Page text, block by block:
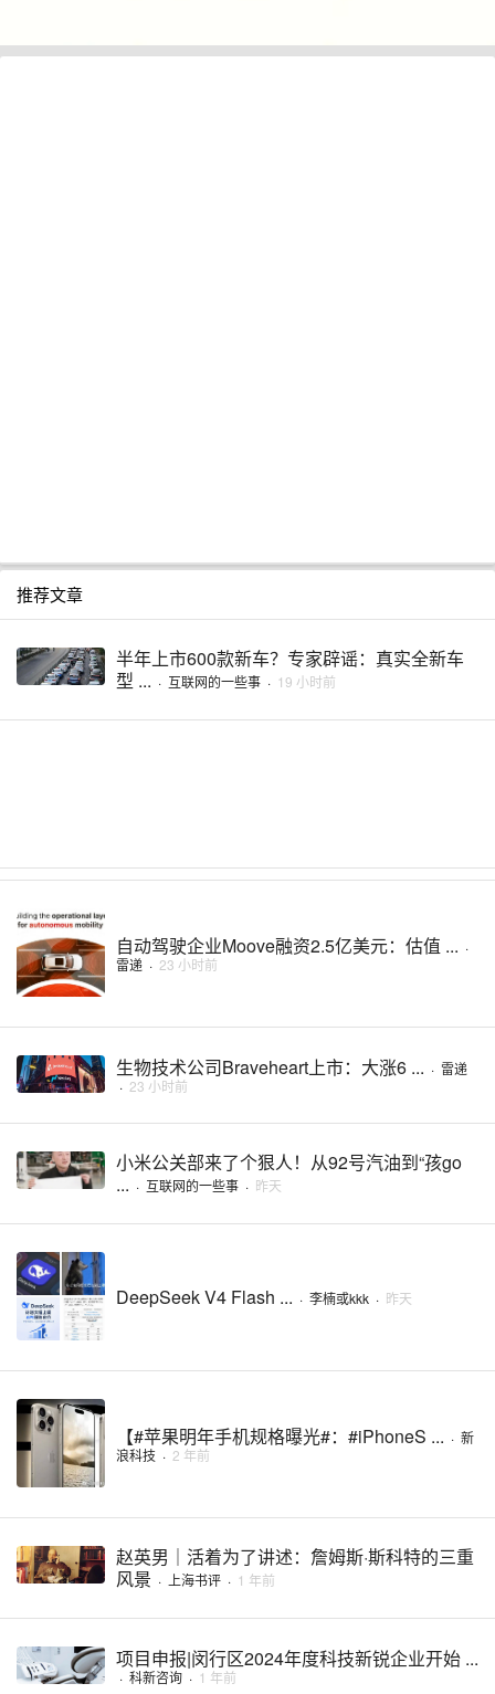
推荐文章
半年上市600款新车？专家辟谣：真实全新车
型 ... · 互联网的一些事 · 19 小时前
自动驾驶企业Moove融资2.5亿美元：估值 ... ·
雷递 · 23 小时前
生物技术公司Braveheart上市：大涨6 ... · 雷递
· 23 小时前
小米公关部来了个狠人！从92号汽油到“孩go
... · 互联网的一些事 · 昨天
DeepSeek V4 Flash ... · 李楠或kkk · 昨天
【#苹果明年手机规格曝光#：#iPhoneS ... · 新
浪科技 · 2 年前
赵英男｜活着为了讲述：詹姆斯·斯科特的三重
风景 · 上海书评 · 1 年前
项目申报|闵行区2024年度科技新锐企业开始 ...
· 科新咨询 · 1 年前